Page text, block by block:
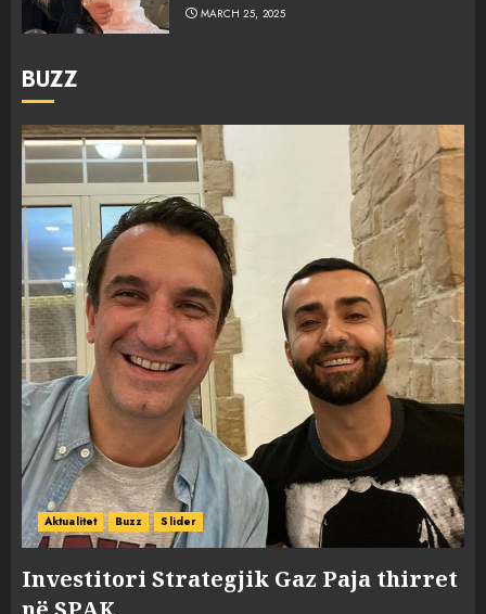
MARCH 25, 2025
BUZZ
Aktualitet Buzz Slider
Investitori Strategjik Gaz Paja thirret